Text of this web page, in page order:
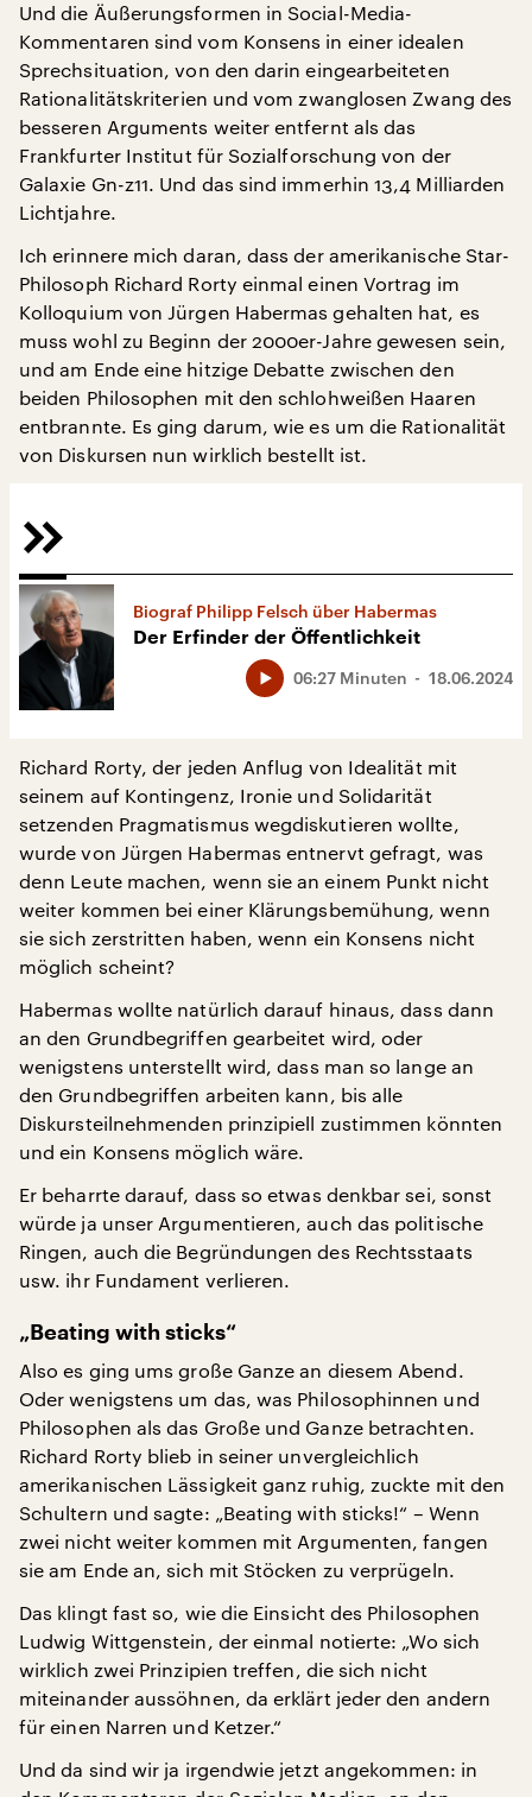
Und die Äußerungsformen in Social-Media-
Kommentaren sind vom Konsens in einer idealen
Sprechsituation, von den darin eingearbeiteten
Rationalitätskriterien und vom zwanglosen Zwang des
besseren Arguments weiter entfernt als das
Frankfurter Institut für Sozialforschung von der
Galaxie Gn-z11. Und das sind immerhin 13,4 Milliarden
Lichtjahre.
Ich erinnere mich daran, dass der amerikanische Star-
Philosoph Richard Rorty einmal einen Vortrag im
Kolloquium von Jürgen Habermas gehalten hat, es
muss wohl zu Beginn der 2000er-Jahre gewesen sein,
und am Ende eine hitzige Debatte zwischen den
beiden Philosophen mit den schlohweißen Haaren
entbrannte. Es ging darum, wie es um die Rationalität
von Diskursen nun wirklich bestellt ist.
Biograf Philipp Felsch über Habermas
Der Erfinder der Öffentlichkeit
18.06.2024
06:27 Minuten
Richard Rorty, der jeden Anflug von Idealität mit
seinem auf Kontingenz, Ironie und Solidarität
setzenden Pragmatismus wegdiskutieren wollte,
wurde von Jürgen Habermas entnervt gefragt, was
denn Leute machen, wenn sie an einem Punkt nicht
weiter kommen bei einer Klärungsbemühung, wenn
sie sich zerstritten haben, wenn ein Konsens nicht
möglich scheint?
Habermas wollte natürlich darauf hinaus, dass dann
an den Grundbegriffen gearbeitet wird, oder
wenigstens unterstellt wird, dass man so lange an
den Grundbegriffen arbeiten kann, bis alle
Diskursteilnehmenden prinzipiell zustimmen könnten
und ein Konsens möglich wäre.
Er beharrte darauf, dass so etwas denkbar sei, sonst
würde ja unser Argumentieren, auch das politische
Ringen, auch die Begründungen des Rechtsstaats
usw. ihr Fundament verlieren.
„Beating with sticks“
Also es ging ums große Ganze an diesem Abend.
Oder wenigstens um das, was Philosophinnen und
Philosophen als das Große und Ganze betrachten.
Richard Rorty blieb in seiner unvergleichlich
amerikanischen Lässigkeit ganz ruhig, zuckte mit den
Schultern und sagte: „Beating with sticks!“ – Wenn
zwei nicht weiter kommen mit Argumenten, fangen
sie am Ende an, sich mit Stöcken zu verprügeln.
Das klingt fast so, wie die Einsicht des Philosophen
Ludwig Wittgenstein, der einmal notierte: „Wo sich
wirklich zwei Prinzipien treffen, die sich nicht
miteinander aussöhnen, da erklärt jeder den andern
für einen Narren und Ketzer.“
Und da sind wir ja irgendwie jetzt angekommen: in